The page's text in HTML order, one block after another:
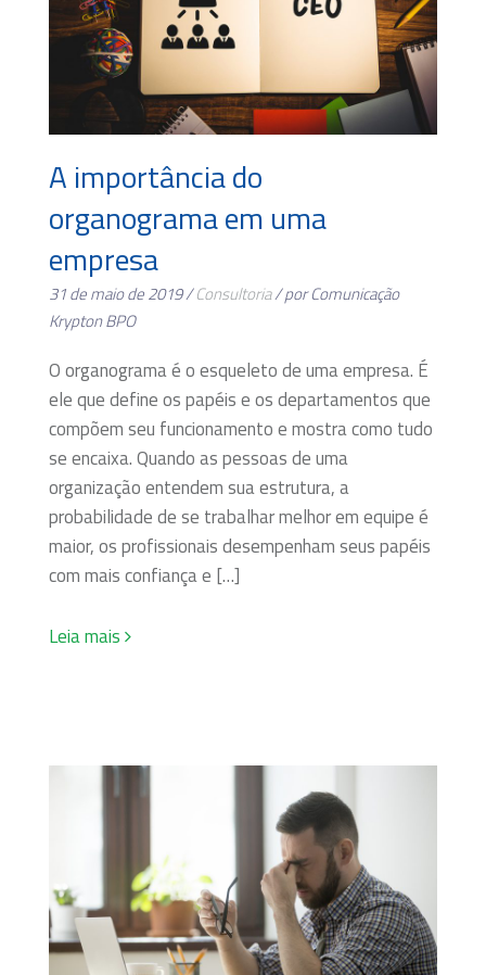
A importância do
organograma em uma
empresa
31 de maio de 2019 /Consultoria/ por Comunicação
Krypton BPO
O organograma é o esqueleto de uma empresa. É
ele que define os papéis e os departamentos que
compõem seu funcionamento e mostra como tudo
se encaixa. Quando as pessoas de uma
organização entendem sua estrutura, a
probabilidade de se trabalhar melhor em equipe é
maior, os profissionais desempenham seus papéis
com mais confiança e […]
Leia mais